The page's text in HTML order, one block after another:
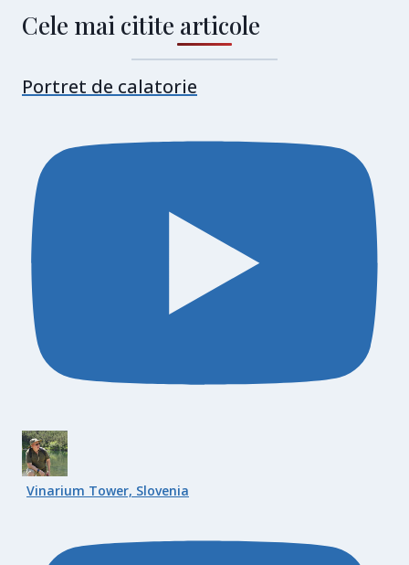
Cele mai citite articole
Portret de calatorie
Vinarium Tower, Slovenia